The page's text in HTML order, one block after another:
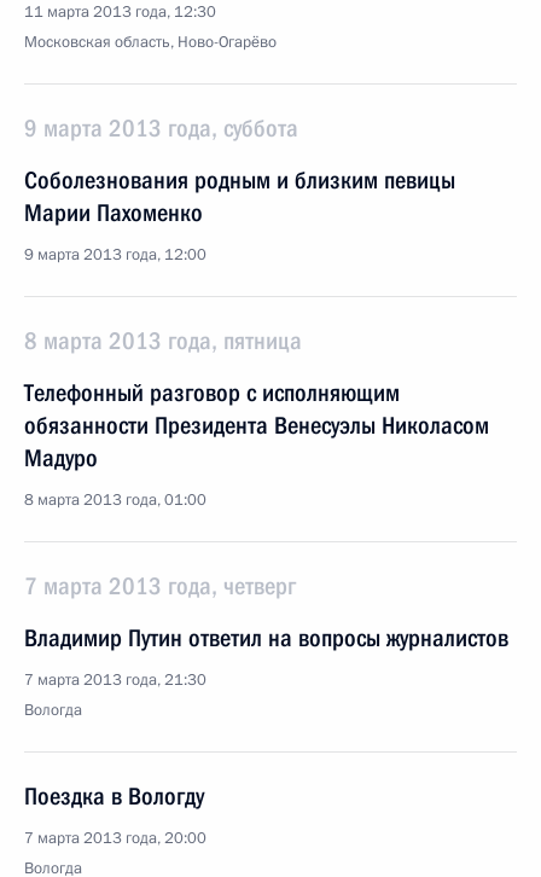
11 марта 2013 года, 12:30
Московская область, Ново-Огарёво
9 марта 2013 года, суббота
Соболезнования родным и близким певицы
Марии Пахоменко
9 марта 2013 года, 12:00
8 марта 2013 года, пятница
Телефонный разговор с исполняющим
обязанности Президента Венесуэлы Николасом
Мадуро
8 марта 2013 года, 01:00
7 марта 2013 года, четверг
Владимир Путин ответил на вопросы журналистов
7 марта 2013 года, 21:30
Вологда
Поездка в Вологду
7 марта 2013 года, 20:00
Вологда